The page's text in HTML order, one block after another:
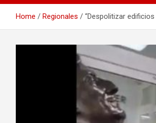
Home Regionales “Despolitizar